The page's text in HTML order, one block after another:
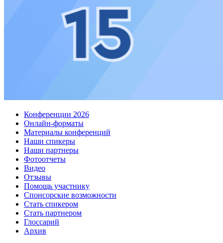
Конференции 2026
Онлайн-форматы
Материалы конференций
Наши спикеры
Наши партнеры
Фотоотчеты
Видео
Отзывы
Помощь участнику
Спонсорские возможности
Стать спикером
Стать партнером
Глоссарий
Архив